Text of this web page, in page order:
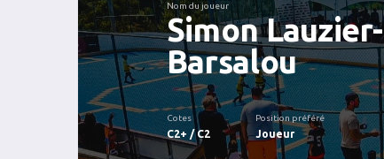
Nom du joueur
Simon Lauzier-
Barsalou
Cotes
C2+ / C2
Position préféré
Joueur